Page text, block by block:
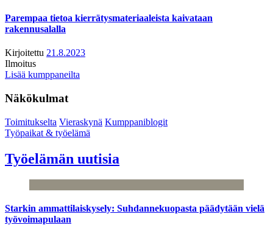
Parempaa tietoa kierrätysmateriaaleista kaivataan
rakennusalalla
Kirjoitettu 21.8.2023
Ilmoitus
Lisää kumppaneilta
Näkökulmat
Toimitukselta Vieraskynä Kumppaniblogit
Työpaikat & työelämä
Työelämän uutisia
Starkin ammattilaiskysely: Suhdannekuopasta päädytään vielä
työvoimapulaan